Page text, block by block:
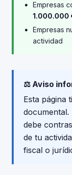
Empresas
1.000.000
Empresas
actividad
⚖️ Aviso
Esta página
documental.
debe
de tu
fiscal o